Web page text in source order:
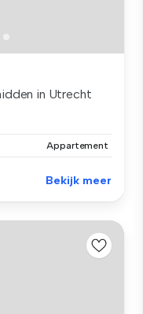
in Utrecht
Appartement
Bekijk meer